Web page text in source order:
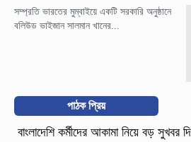
সম্প্রতি ভারতের মুম্বাইয়ে একটি সরকারি অনুষ্ঠানে
বলিউড ভাইজান সালমান খানের...
পাঠক প্রিয়
বাংলাদেশি কর্মীদের আকামা নিয়ে বড় সুখবর